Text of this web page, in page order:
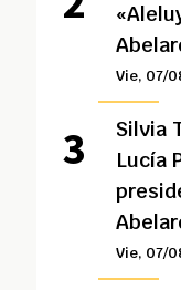
Vie, 07/
Silvia
Lucía
Vie, 07/